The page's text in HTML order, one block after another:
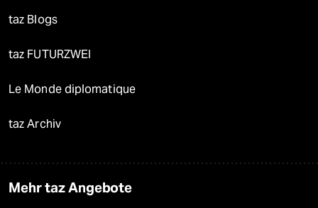
taz Blogs
taz FUTURZWEI
Le Monde diplomatique
taz Archiv
Mehr taz Angebote